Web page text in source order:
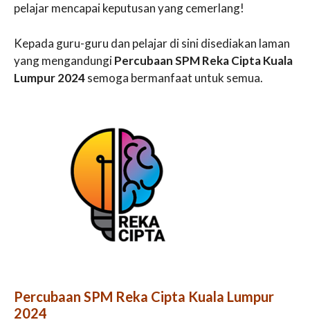
pelajar mencapai keputusan yang cemerlang!
Kepada guru-guru dan pelajar di sini disediakan laman
yang mengandungiPercubaan SPM Reka Cipta Kuala
Lumpur 2024semoga bermanfaat untuk semua.
Percubaan SPM Reka Cipta Kuala Lumpur
2024